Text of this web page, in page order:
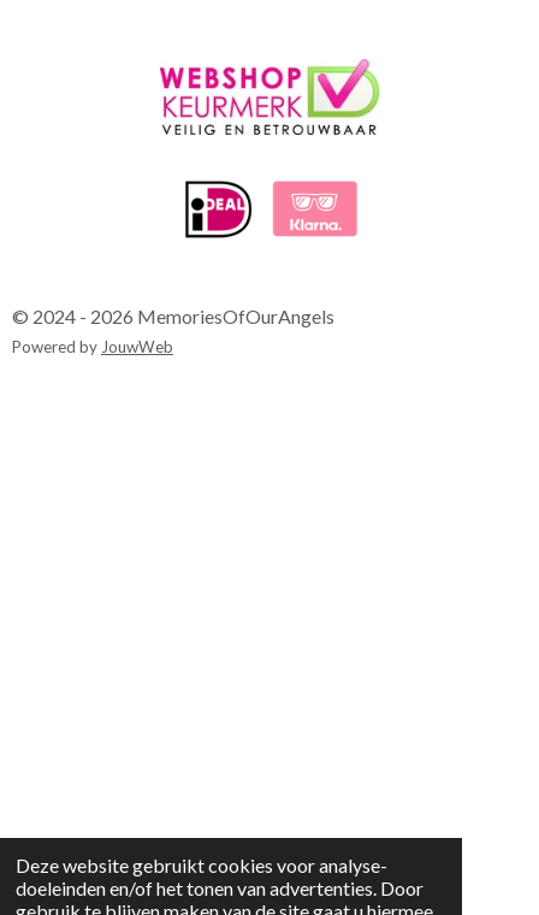
Deze website gebruikt cookies voor analyse-
doeleinden en/of het tonen van advertenties. Door
© 2024 - 2026 MemoriesOfOurAngels
Powered byJouwWeb